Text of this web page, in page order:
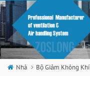
Nhà Bộ Giảm Không Khí